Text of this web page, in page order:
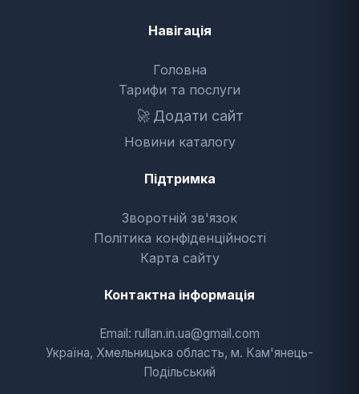
Навігація
Головна
Тарифи та послуги
🚀Додати сайт
Новини каталогу
Підтримка
Зворотній зв'язок
Політика конфіденційності
Карта сайту
Контактна інформація
Email: rullan.in.ua@gmail.com
Україна, Хмельницька область, м. Кам'янець-
Подільський